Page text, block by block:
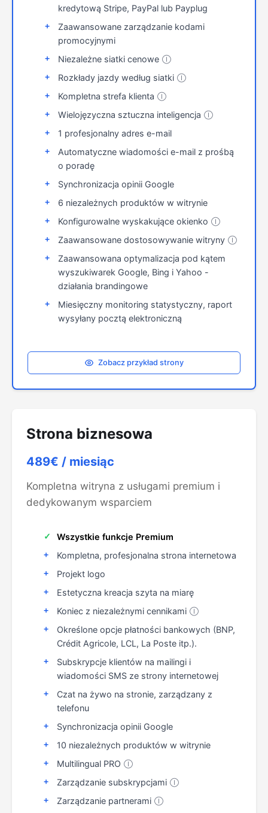
kredytową Stripe, PayPal lub Payplug
Zaawansowane zarządzanie kodami
promocyjnymi
Niezależne siatki cenowe Ⓘ
Rozkłady jazdy według siatki Ⓘ
Kompletna strefa klienta Ⓘ
Wielojęzyczna sztuczna inteligencja Ⓘ
1 profesjonalny adres e-mail
Automatyczne wiadomości e-mail z prośbą
o poradę
Synchronizacja opinii Google
6 niezależnych produktów w witrynie
Konfigurowalne wyskakujące okienko Ⓘ
Zaawansowane dostosowywanie witryny Ⓘ
Zaawansowana optymalizacja pod kątem
wyszukiwarek Google, Bing i Yahoo -
działania brandingowe
Miesięczny monitoring statystyczny, raport
wysyłany pocztą elektroniczną
Zobacz przykład strony
Strona biznesowa
489€ / miesiąc
Kompletna witryna z usługami premium i
dedykowanym wsparciem
Wszystkie funkcje Premium
Kompletna, profesjonalna strona internetowa
Projekt logo
Estetyczna kreacja szyta na miarę
Koniec z niezależnymi cennikami Ⓘ
Określone opcje płatności bankowych (BNP,
Crédit Agricole, LCL, La Poste itp.).
Subskrypcje klientów na mailingi i
wiadomości SMS ze strony internetowej
Czat na żywo na stronie, zarządzany z
telefonu
Synchronizacja opinii Google
10 niezależnych produktów w witrynie
Multilingual PRO Ⓘ
Zarządzanie subskrypcjami Ⓘ
Zarządzanie partnerami Ⓘ